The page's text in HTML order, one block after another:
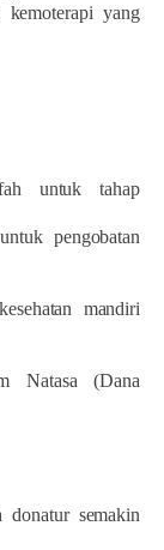
yang
untuk tahap
pengobatan
mandiri
Natasa (Dana
semakin